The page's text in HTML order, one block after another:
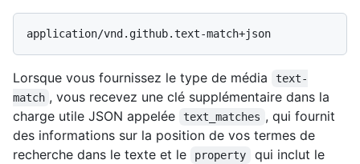
Lorsque vous fournissez le type de média
text-
match , vous recevez une clé supplémentaire dans la
charge utile JSON appelée
text_matches , qui fournit
des informations sur la position de vos termes de
recherche dans le texte et le
property
qui inclut le